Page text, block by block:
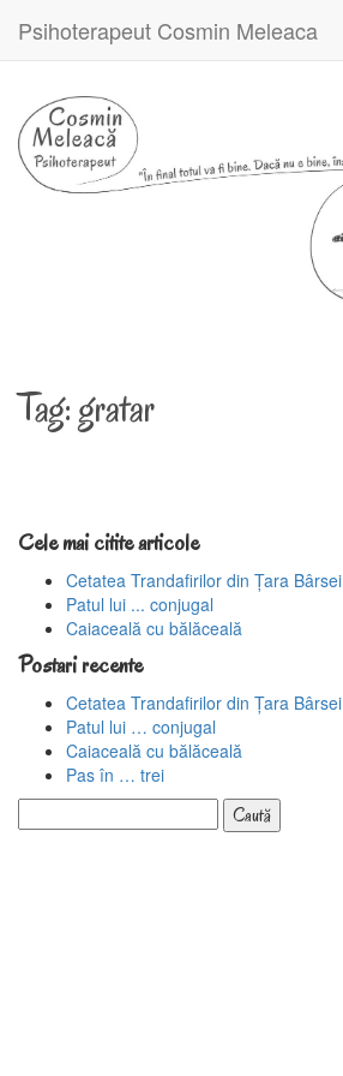
Psihoterapeut Cosmin Meleaca
Tag:gratar
Cele mai citite articole
Cetatea Trandafirilor din Țara Bârsei
Patul lui ... conjugal
Caiaceală cu bălăceală
Postari recente
Cetatea Trandafirilor din Țara Bârsei
Patul lui … conjugal
Caiaceală cu bălăceală
Pas în … trei
după: